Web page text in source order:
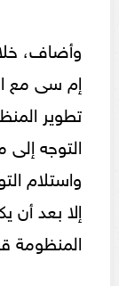
وأضاف،
إم سى مع
تطوير
التوجه
واستلام
إلا بعد أن
المنظومة